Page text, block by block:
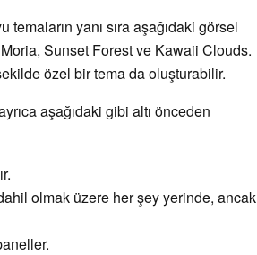
yanı sıra aşağıdaki görsel
Sunset Forest ve Kawaii Clouds.
özel bir tema da oluşturabilir.
aşağıdaki gibi altı önceden
olmak üzere her şey yerinde, ancak